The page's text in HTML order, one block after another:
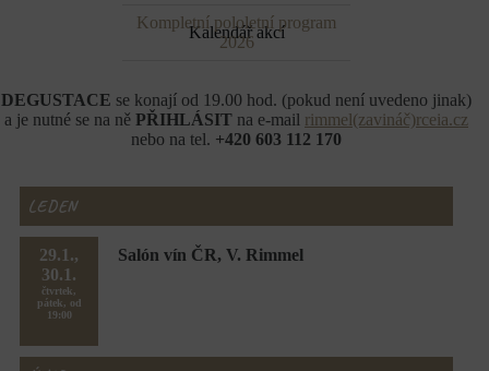
Kalendář akcí
Kompletní pololetní program
2026
DEGUSTACE se konají od 19.00 hod. (pokud není uvedeno jinak)
a je nutné se na ně PŘIHLÁSIT na e-mail rimmel(zavináč)rceia.cz
nebo na tel. +420 603 112 170
LEDEN
29.1.,
30.1.
čtvrtek,
pátek, od
19:00
Salón vín ČR, V. Rimmel